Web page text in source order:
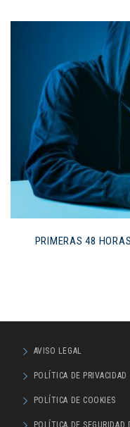
PRIMERAS 48
AVISO LEGAL
POLÍTICA DE PRIVACIDAD
POLÍTICA DE COOKIES
POLÍTICA DE SEGURIDAD